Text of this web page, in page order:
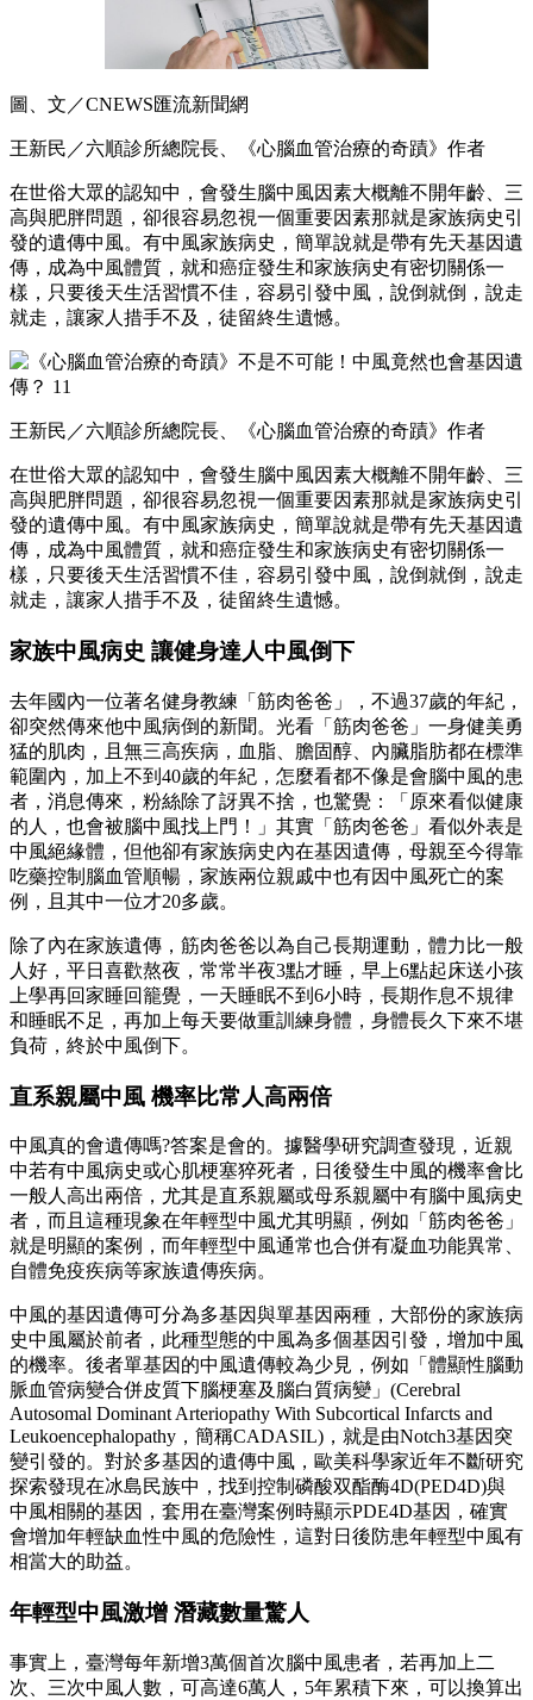
圖、文／CNEWS匯流新聞網
王新民／六順診所總院長、《心腦血管治療的奇蹟》作者
在世俗大眾的認知中，會發生腦中風因素大概離不開年齡、三
高與肥胖問題，卻很容易忽視一個重要因素那就是家族病史引
發的遺傳中風。有中風家族病史，簡單說就是帶有先天基因遺
傳，成為中風體質，就和癌症發生和家族病史有密切關係一
樣，只要後天生活習慣不佳，容易引發中風，說倒就倒，說走
就走，讓家人措手不及，徒留終生遺憾。
王新民／六順診所總院長、《心腦血管治療的奇蹟》作者
在世俗大眾的認知中，會發生腦中風因素大概離不開年齡、三
高與肥胖問題，卻很容易忽視一個重要因素那就是家族病史引
發的遺傳中風。有中風家族病史，簡單說就是帶有先天基因遺
傳，成為中風體質，就和癌症發生和家族病史有密切關係一
樣，只要後天生活習慣不佳，容易引發中風，說倒就倒，說走
就走，讓家人措手不及，徒留終生遺憾。
家族中風病史 讓健身達人中風倒下
去年國內一位著名健身教練「筋肉爸爸」，不過37歲的年紀，
卻突然傳來他中風病倒的新聞。光看「筋肉爸爸」一身健美勇
猛的肌肉，且無三高疾病，血脂、膽固醇、內臟脂肪都在標準
範圍內，加上不到40歲的年紀，怎麼看都不像是會腦中風的患
者，消息傳來，粉絲除了訝異不捨，也驚覺：「原來看似健康
的人，也會被腦中風找上門！」其實「筋肉爸爸」看似外表是
中風絕緣體，但他卻有家族病史內在基因遺傳，母親至今得靠
吃藥控制腦血管順暢，家族兩位親戚中也有因中風死亡的案
例，且其中一位才20多歲。
除了內在家族遺傳，筋肉爸爸以為自己長期運動，體力比一般
人好，平日喜歡熬夜，常常半夜3點才睡，早上6點起床送小孩
上學再回家睡回籠覺，一天睡眠不到6小時，長期作息不規律
和睡眠不足，再加上每天要做重訓練身體，身體長久下來不堪
負荷，終於中風倒下。
直系親屬中風 機率比常人高兩倍
中風真的會遺傳嗎?答案是會的。據醫學研究調查發現，近親
中若有中風病史或心肌梗塞猝死者，日後發生中風的機率會比
一般人高出兩倍，尤其是直系親屬或母系親屬中有腦中風病史
者，而且這種現象在年輕型中風尤其明顯，例如「筋肉爸爸」
就是明顯的案例，而年輕型中風通常也合併有凝血功能異常、
自體免疫疾病等家族遺傳疾病。
中風的基因遺傳可分為多基因與單基因兩種，大部份的家族病
史中風屬於前者，此種型態的中風為多個基因引發，增加中風
的機率。後者單基因的中風遺傳較為少見，例如「體顯性腦動
脈血管病變合併皮質下腦梗塞及腦白質病變」(Cerebral
Autosomal Dominant Arteriopathy With Subcortical Infarcts and
Leukoencephalopathy，簡稱CADASIL)，就是由Notch3基因突
變引發的。對於多基因的遺傳中風，歐美科學家近年不斷研究
探索發現在冰島民族中，找到控制磷酸双酯酶4D(PED4D)與
中風相關的基因，套用在臺灣案例時顯示PDE4D基因，確實
會增加年輕缺血性中風的危險性，這對日後防患年輕型中風有
相當大的助益。
年輕型中風激增 潛藏數量驚人
事實上，臺灣每年新增3萬個首次腦中風患者，若再加上二
次、三次中風人數，可高達6萬人，5年累積下來，可以換算出